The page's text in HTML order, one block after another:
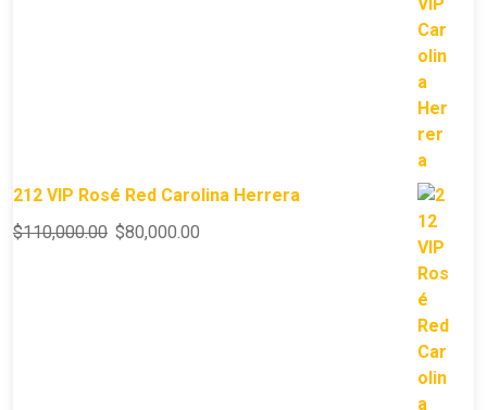
212 VIP Rosé Red Carolina Herrera
$110,000.00 $80,000.00